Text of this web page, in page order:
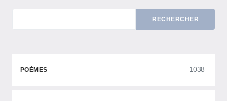
RECHERCHER
POÈMES 1038